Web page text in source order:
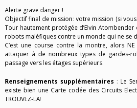
Alerte grave danger !
Objectif final de mission: votre mission (si
Tour hautement protégée d’Elvin
robots maléfiques contre un monde qui ne se
C’est une course contre la montre, alors NE
attaquer à de nombreux types de gardes-
passage vers les étages supérieurs.
Renseignements supplémentaires : Le
existe bien une Carte codée des Circuits
TROUVEZ-LA!